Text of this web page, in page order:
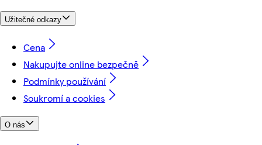
Užitečné odkazy
Cena
Nakupujte online bezpečně
Podmínky používání
Soukromí a cookies
O nás